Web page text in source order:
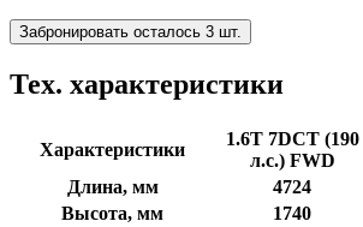
Забронировать осталось 3 шт.
Тех. характеристики
Характеристики
1.6T 7DCT (190
л.с.) FWD
Длина, мм
4724
Высота, мм
1740